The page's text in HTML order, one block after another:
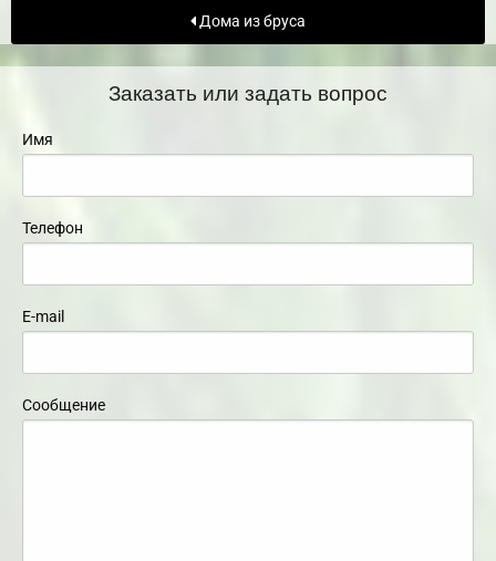
Дома из бруса
Заказать или задать вопрос
Имя
Телефон
E-mail
Сообщение